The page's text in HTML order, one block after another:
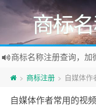
商标
商标名称注册查询，加
商标注册和购买，加
> 商标注册 > 自媒体作
自媒体作者常用的视